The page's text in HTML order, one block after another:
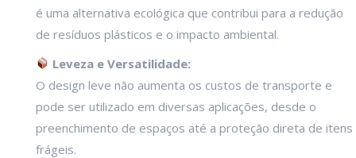
é uma alternativa ecológica que contribui para a redução
de resíduos plásticos e o impacto ambiental.
Leveza e Versatilidade:
O design leve não aumenta os custos de transporte e
pode ser utilizado em diversas aplicações, desde o
preenchimento de espaços até a proteção direta de itens
frágeis.